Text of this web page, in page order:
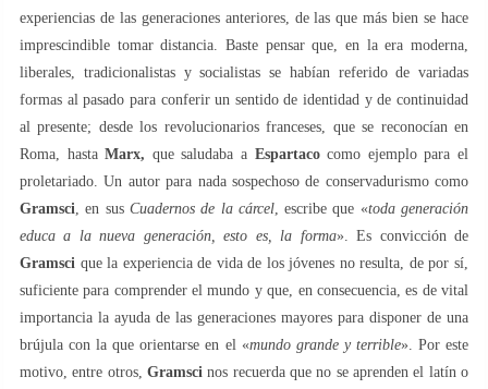
experiencias de las generaciones anteriores, de las que más bien se hace
imprescindible tomar distancia. Baste pensar que, en la era moderna,
liberales, tradicionalistas y socialistas se habían referido de variadas
formas al pasado para conferir un sentido de identidad y de continuidad
al presente; desde los revolucionarios franceses, que se reconocían en
Roma, hastaMarx, que saludaba a Espartacocomo ejemplo para el
proletariado. Un autor para nada sospechoso de conservadurismo como
Gramsci , en sus Cuadernos de la cárcel, escribe que «toda generación
educa a la nueva generación, esto es, la forma». Es convicción de
Gramsci que la experiencia de vida de los jóvenes no resulta, de por sí,
suficiente para comprender el mundo y que, en consecuencia, es de vital
importancia la ayuda de las generaciones mayores para disponer de una
brújula con la que orientarse en el «mundo grande y terrible». Por este
motivo, entre otros, Gramsci nos recuerda que no se aprenden el latín o